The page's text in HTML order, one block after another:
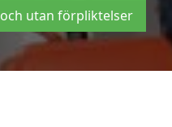
utan förpliktelser